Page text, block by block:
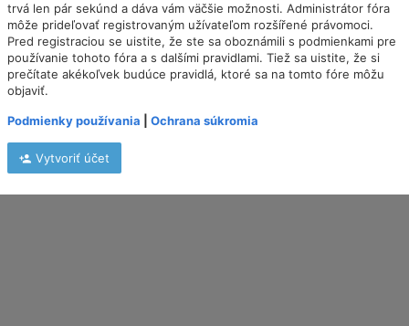
trvá len pár sekúnd a dáva vám väčšie možnosti. Administrátor fóra
môže prideľovať registrovaným užívateľom rozšířené právomoci.
Pred registraciou se uistite, že ste sa oboznámili s podmienkami pre
používanie tohoto fóra a s dalšími pravidlami. Tiež sa uistite, že si
prečítate akékoľvek budúce pravidlá, ktoré sa na tomto fóre môžu
objaviť.
Podmienky používania Ochrana súkromia
Vytvoriť účet